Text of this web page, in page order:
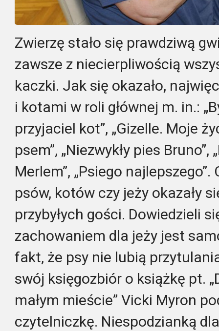
Zwierzę stało się prawdziwą
zawsze z niecierpliwością
kaczki. Jak się okazało,
i kotami w roli głównej m. in.:
przyjaciel kot”, „Gizelle. Moje
psem”, „Niezwykły pies Bruno”,
Merlem”, „Psiego
psów, kotów czy jeży okazały
przybyłych gości. Dowiedzieli
zachowaniem dla jeży jest
fakt, że psy nie lubią
swój księgozbiór o książkę pt.
małym mieście” Vicki Myron
czytelniczkę. Niespodzianką